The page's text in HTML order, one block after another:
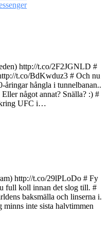
http://t.co/2F2JGNLD #
t.co/BdKwduz3 # Och nu
åringar hångla i tunnelbanan..
något annat? Snälla? :) #
kring UFC i…
http://t.co/29lPLoDo # Fy
full koll innan det slog till. #
baksmälla och linserna i.
minns inte sista halvtimmen